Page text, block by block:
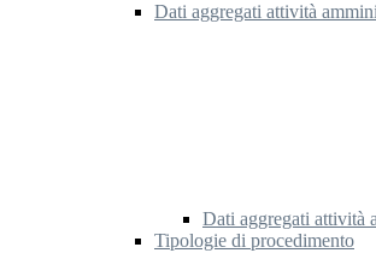
Dati aggregati attività
Dati aggregati attività
Tipologie di procedimento